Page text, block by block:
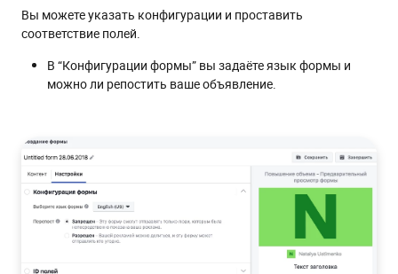
Вы можете указать конфигурации и проставить
соответствие полей.
В “Конфигурации формы” вы задаёте язык формы и
можно ли репостить ваше объявление.